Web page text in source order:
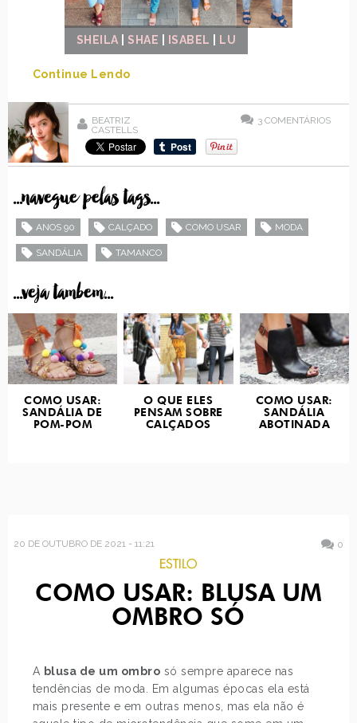
SHEILA SHAE ISABEL LU
Continue Lendo
BEATRIZ
CASTELLS
3 COMENTÁRIOS
...navegue pelas tags...
ANOS 90 CALÇADO COMO USAR MODA
SANDÁLIA TAMANCO
...veja tambem...
COMO USAR:
SANDÁLIA DE
POM-POM
O QUE ELES
PENSAM SOBRE
CALÇADOS
COMO USAR:
SANDÁLIA
ABOTINADA
20 DE OUTUBRO DE 2021 - 11:21 0
ESTILO
COMO USAR: BLUSA UM
OMBRO SÓ
A blusa de um ombro só sempre aparece nas
tendências de moda. Em algumas épocas ela está
mais presente e em outras menos, mas ela não é